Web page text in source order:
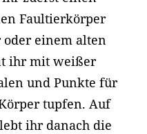
Faultierkörper
oder einem alten
ihr mit weißer
und Punkte für
tupfen. Auf
ihr danach die